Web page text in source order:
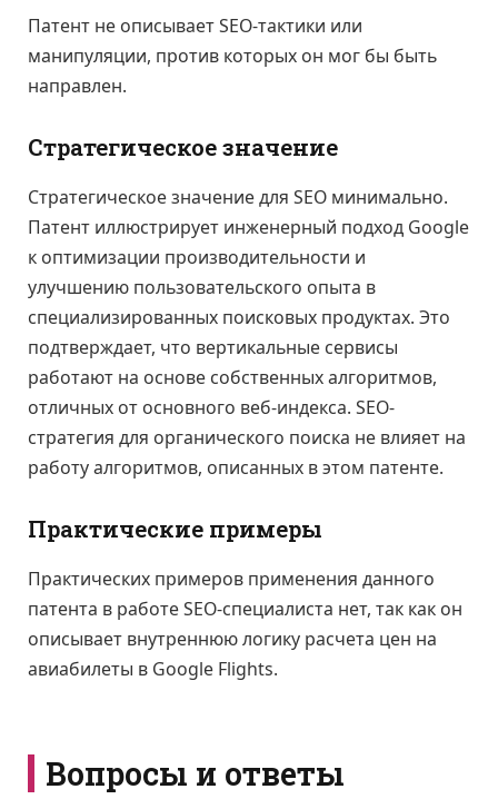
Патент не описывает SEO-тактики или
манипуляции, против которых он мог бы быть
направлен.
Стратегическое значение
Стратегическое значение для SEO минимально.
Патент иллюстрирует инженерный подход Google
к оптимизации производительности и
улучшению пользовательского опыта в
специализированных поисковых продуктах. Это
подтверждает, что вертикальные сервисы
работают на основе собственных алгоритмов,
отличных от основного веб-индекса. SEO-
стратегия для органического поиска не влияет на
работу алгоритмов, описанных в этом патенте.
Практические примеры
Практических примеров применения данного
патента в работе SEO-специалиста нет, так как он
описывает внутреннюю логику расчета цен на
авиабилеты в Google Flights.
Вопросы и ответы